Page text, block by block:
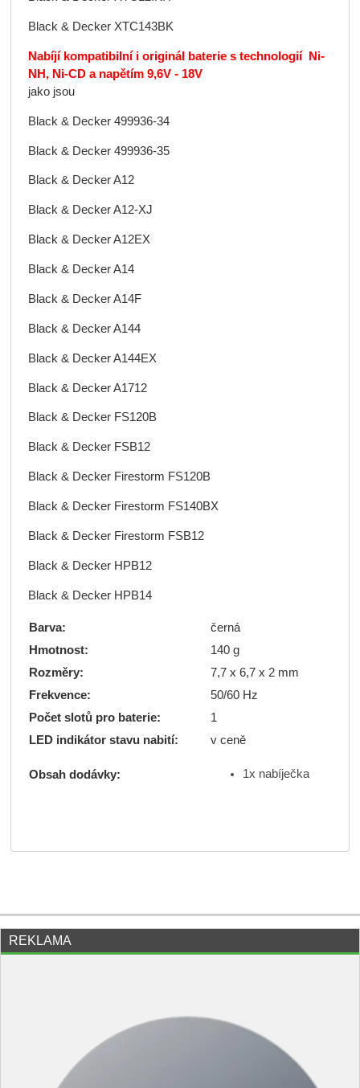
Black & Decker XTC143BK
Nabíjí kompatibilní i originál baterie s technologií Ni-
NH, Ni-CD a napětím 9,6V - 18V
jako jsou
Black & Decker 499936-34
Black & Decker 499936-35
Black & Decker A12
Black & Decker A12-XJ
Black & Decker A12EX
Black & Decker A14
Black & Decker A14F
Black & Decker A144
Black & Decker A144EX
Black & Decker A1712
Black & Decker FS120B
Black & Decker FSB12
Black & Decker Firestorm FS120B
Black & Decker Firestorm FS140BX
Black & Decker Firestorm FSB12
Black & Decker HPB12
Black & Decker HPB14
Barva:
černá
Hmotnost:
140 g
Rozměry:
7,7 x 6,7 x 2 mm
Frekvence:
50/60 Hz
Počet slotů pro baterie:
1
LED indikátor stavu nabití:
v ceně
Obsah dodávky: 1x nabíječka
REKLAMA